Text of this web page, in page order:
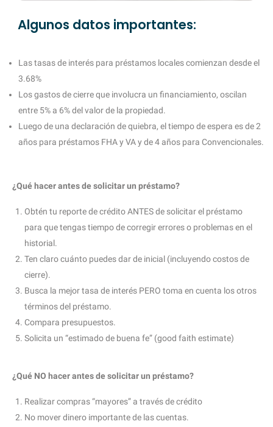
Algunos datos importantes:
Las tasas de interés para préstamos locales comienzan desde el
3.68%
Los gastos de cierre que involucra un financiamiento, oscilan
entre 5% a 6% del valor de la propiedad.
Luego de una declaración de quiebra, el tiempo de espera es de 2
años para préstamos FHA y VA y de 4 años para Convencionales.
¿Qué hacer antes de solicitar un préstamo?
Obtén tu reporte de crédito ANTES de solicitar el préstamo
para que tengas tiempo de corregir errores o problemas en el
historial.
Ten claro cuánto puedes dar de inicial (incluyendo costos de
cierre).
Busca la mejor tasa de interés PERO toma en cuenta los otros
términos del préstamo.
Compara presupuestos.
Solicita un “estimado de buena fe” (good faith estimate)
¿Qué NO hacer antes de solicitar un préstamo?
Realizar compras “mayores” a través de crédito
No mover dinero importante de las cuentas.